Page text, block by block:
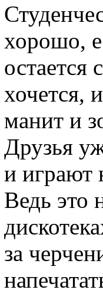
хорошо,
хочется,
манит и
Друзья
и играют
Ведь это
за